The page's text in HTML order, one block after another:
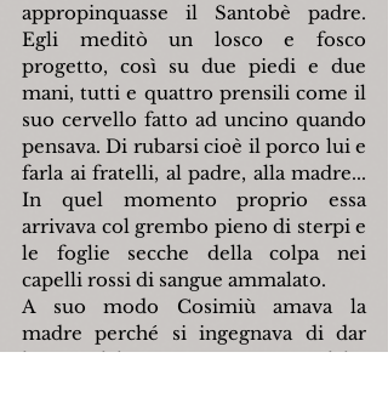
appropinquasse il Santobè padre.
Egli meditò un losco e fosco
progetto, così su due piedi e due
mani, tutti e quattro prensili come il
suo cervello fatto ad uncino quando
pensava. Di rubarsi cioè il porco lui e
farla ai fratelli, al padre, alla madre...
In quel momento proprio essa
arrivava col grembo pieno di sterpi e
le foglie secche della colpa nei
capelli rossi di sangue ammalato.
A suo modo Cosimiù amava la
madre perché si ingegnava di dar
loro qualche pane e metteva qualche